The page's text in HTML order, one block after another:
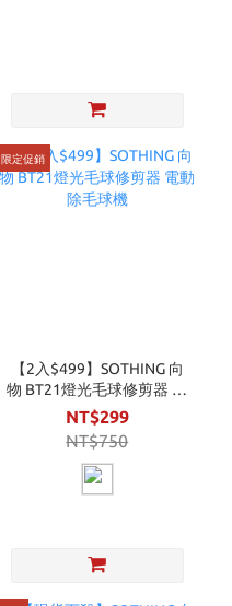
限定促銷
【2入$499】SOTHING 向
物 BT21燈光毛球修剪器 電
動除毛球機
NT$299
NT$750